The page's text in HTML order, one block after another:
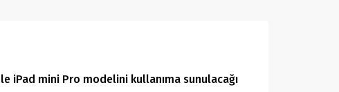
iPad mini Pro modelini kullanıma sunulacağı